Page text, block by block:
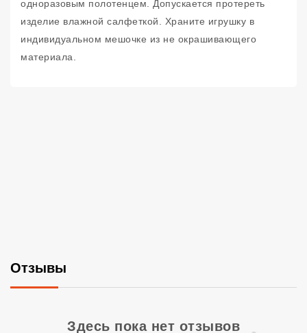
одноразовым полотенцем. Допускается протереть
изделие влажной салфеткой. Храните игрушку в
индивидуальном мешочке из не окрашивающего
материала.
Отзывы
Здесь пока нет отзывов